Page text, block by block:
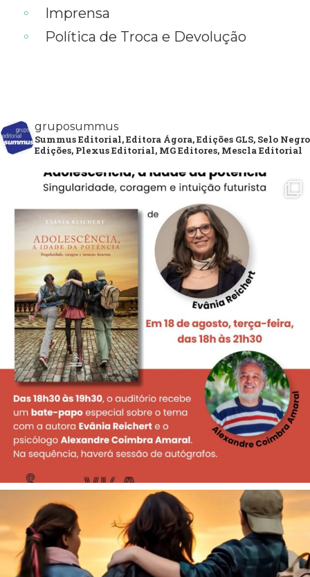
Imprensa
Política de Troca e Devolução
gruposummus
Summus Editorial, Editora Ágora, Edições GLS, Selo Negro
Edições, Plexus Editorial, MG Editores, Mescla Editorial